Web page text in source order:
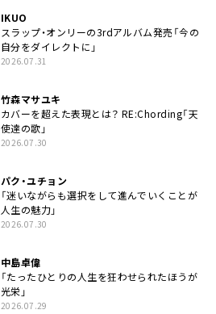
IKUO
スラップ・オンリーの3rdアルバム発売「今の
自分をダイレクトに」
2026.07.31
竹森マサユキ
カバーを超えた表現とは？ RE:Chording「天
使達の歌」
2026.07.30
パク・ユチョン
「迷いながらも選択をして進んでいくことが
人生の魅力」
2026.07.30
中島卓偉
「たったひとりの人生を狂わせられたほうが
光栄」
2026.07.29